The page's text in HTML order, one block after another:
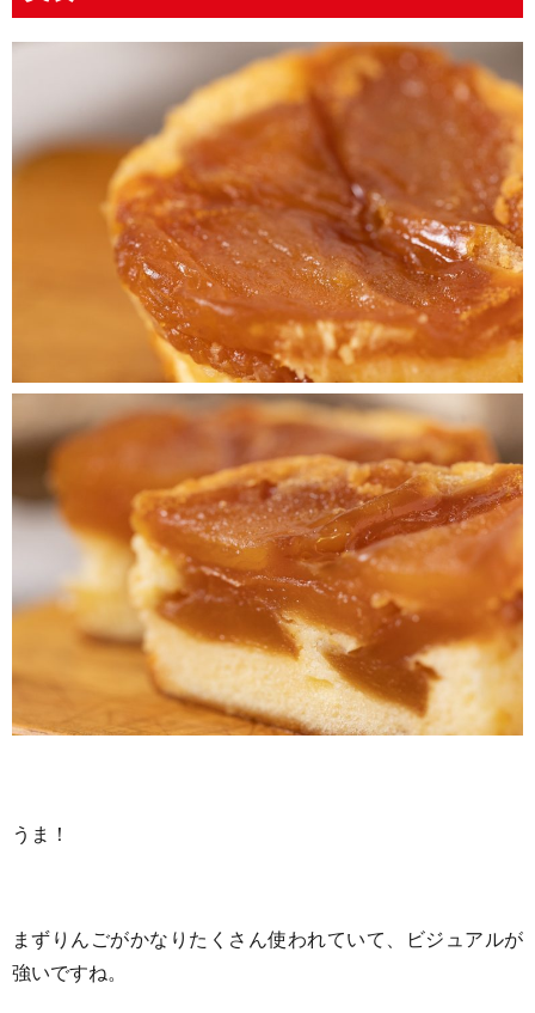
うま！
まずりんごがかなりたくさん使われていて、ビジュアルが
強いですね。